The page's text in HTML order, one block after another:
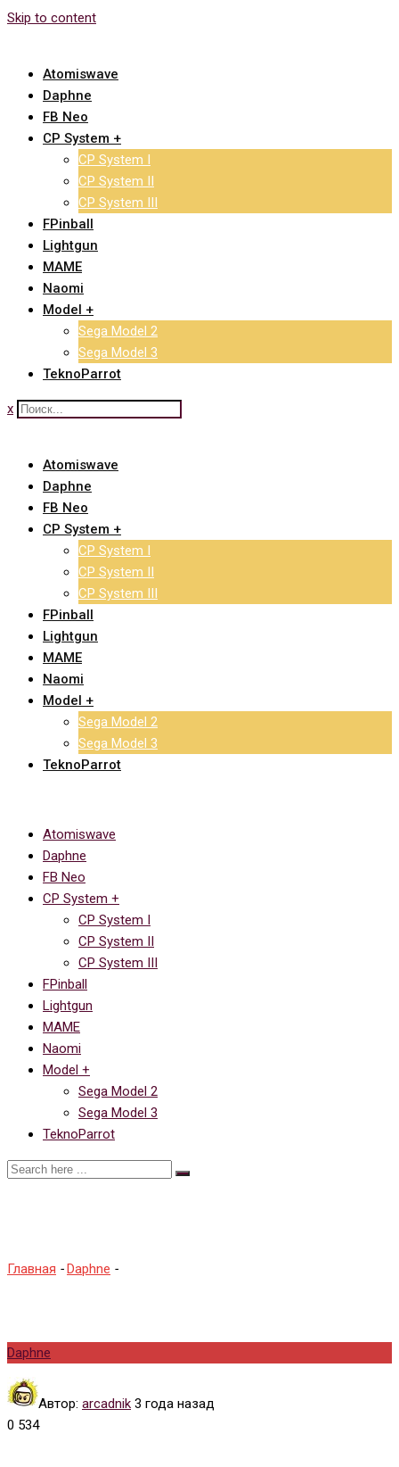
Skip to content
Atomiswave
Daphne
FB Neo
CP System +
CP System I
CP System II
CP System III
FPinball
Lightgun
MAME
Naomi
Model +
Sega Model 2
Sega Model 3
TeknoParrot
x
Atomiswave
Daphne
FB Neo
CP System +
CP System I
CP System II
CP System III
FPinball
Lightgun
MAME
Naomi
Model +
Sega Model 2
Sega Model 3
TeknoParrot
Atomiswave
Daphne
FB Neo
CP System +
CP System I
CP System II
CP System III
FPinball
Lightgun
MAME
Naomi
Model +
Sega Model 2
Sega Model 3
TeknoParrot
Главная -Daphne -
Daphne
Автор: arcadnik 3 года назад
0 534